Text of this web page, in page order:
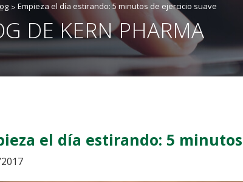
Empieza el día estirando: 5 minutos de ejercicio suave
DE KERN PHARMA
el día estirando: 5